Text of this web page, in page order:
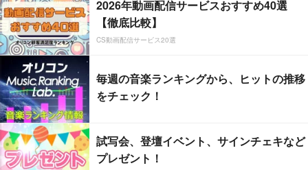
2026年動画配信サービスおすすめ40選
【徹底比較】
CS動画配信サービス20選
毎週の音楽ランキングから、ヒットの推移
をチェック！
試写会、登壇イベント、サインチェキなど
プレゼント！